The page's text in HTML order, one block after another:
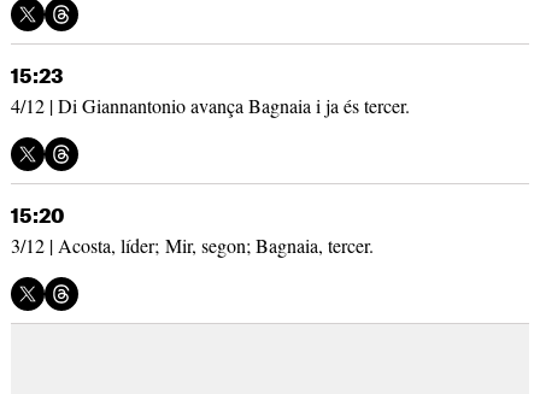
15:23
4/12 | Di Giannantonio avança Bagnaia i ja és tercer.
15:20
3/12 | Acosta, líder; Mir, segon; Bagnaia, tercer.